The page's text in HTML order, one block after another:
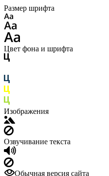
Размер шрифта
Цвет фона и шрифта
Изображения
Озвучивание текста
Обычная версия сайта